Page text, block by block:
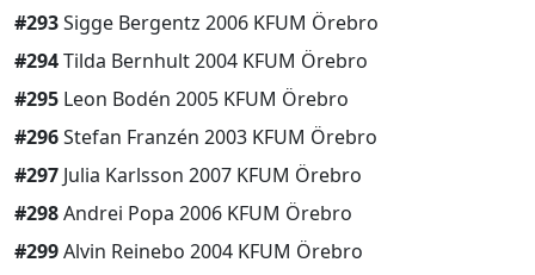
#293Sigge Bergentz 2006 KFUM Örebro
#294Tilda Bernhult 2004 KFUM Örebro
#295 Leon Bodén 2005 KFUM Örebro
#296Stefan Franzén 2003 KFUM Örebro
#297 Julia Karlsson 2007 KFUM Örebro
#298Andrei Popa 2006 KFUM Örebro
#299Alvin Reinebo 2004 KFUM Örebro